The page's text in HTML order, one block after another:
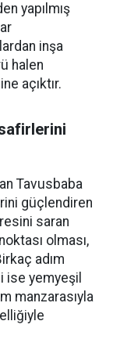
yapılmış
inşa
halen
açıktır.
Tavusbaba
güçlendiren
saran
olması,
adım
ise yemyeşil
manzarasıyla